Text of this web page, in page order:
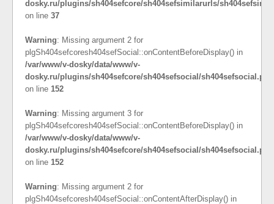
dosky.ru/plugins/sh404sefcore/sh404sefsimilarurls/
on line 37
Warning: Missing argument 2 for
plgSh404sefcoresh404sefSocial::onContentBeforeDisplay() in
/var/www/v-dosky/data/www/v-
dosky.ru/plugins/sh404sefcore/sh404sefsocial/sh404sefsocial.php
on line 152
Warning: Missing argument 3 for
plgSh404sefcoresh404sefSocial::onContentBeforeDisplay() in
/var/www/v-dosky/data/www/v-
dosky.ru/plugins/sh404sefcore/sh404sefsocial/sh404sefsocial.php
on line 152
Warning: Missing argument 2 for
plgSh404sefcoresh404sefSocial::onContentAfterDisplay() in